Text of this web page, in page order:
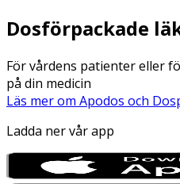
Dosförpackade
För vårdens patienter eller
på din medicin
Läs mer om Apodos och
Ladda ner vår app